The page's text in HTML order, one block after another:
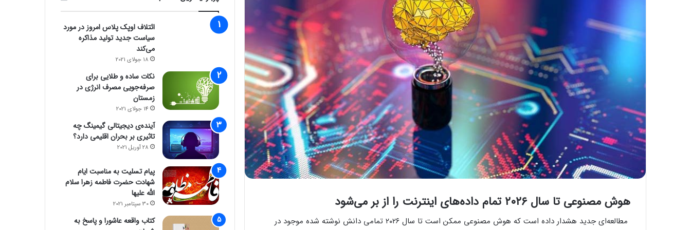
هوش مصنوعی تا سال ۲۰۲۶ تمام داده‌های اینترنت را از بر می‌شود
مطالعه‌ای جدید هشدار داده است که هوش مصنوعی ممکن است تا سال ۲۰۲۶ تمامی دانش نوشته شده موجود در
ائتلاف اوپک پلاس امروز در مورد
سیاست جدید تولید مذاکره
می‌کند
18 جولای 2021
نکات ساده و طلایی برای
صرفه‌جویی مصرف انرژی در
زمستان
14 جولای 2021
آینده‌ی دیجیتالی گیمینگ چه
تاثیری بر بحران اقلیمی دارد؟
28 آوریل 2021
پیام تسلیت به مناسبت ایام
شهادت حضرت فاطمه زهرا سلام
الله علیها
30 سپتامبر 2021
کتاب واقعه عاشورا و پاسخ به